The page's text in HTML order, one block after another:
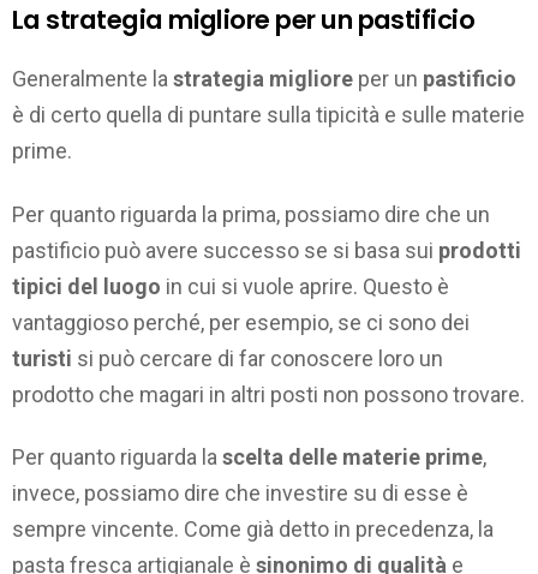
La strategia migliore per un pastificio
Generalmente lastrategia migliore per un pastificio
è di certo quella di puntare sulla tipicità e sulle materie
prime.
Per quanto riguarda la prima, possiamo dire che un
pastificio può avere successo se si basa sui prodotti
tipici del luogo in cui si vuole aprire. Questo è
vantaggioso perché, per esempio, se ci sono dei
turisti si può cercare di far conoscere loro un
prodotto che magari in altri posti non possono trovare.
Per quanto riguarda lascelta delle materie prime,
invece, possiamo dire che investire su di esse è
sempre vincente. Come già detto in precedenza, la
pasta fresca artigianale è sinonimo di qualità e